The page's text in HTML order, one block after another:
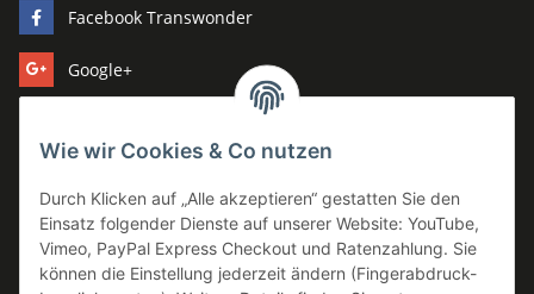
Facebook Transwonder
Google+
Hersteller
Amatus Secret
Wie wir Cookies & Co nutzen
Durch Klicken auf „Alle akzeptieren“ gestatten Sie den
Einsatz folgender Dienste auf unserer Website: YouTube,
Vimeo, PayPal Express Checkout und Ratenzahlung. Sie
können die Einstellung jederzeit ändern (Fingerabdruck-